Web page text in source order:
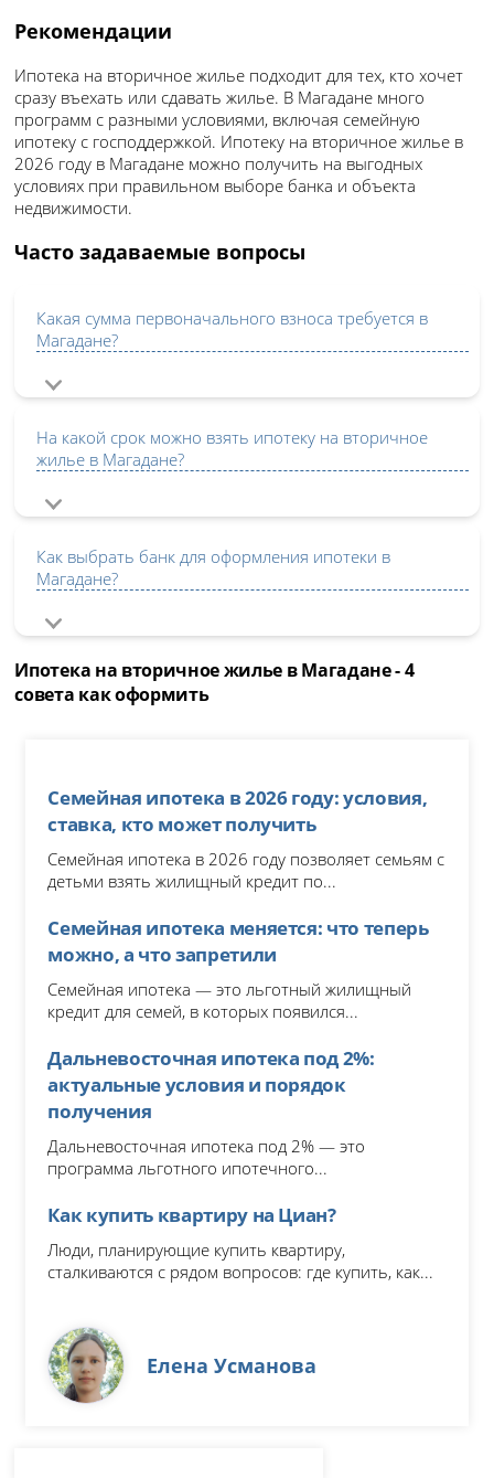
Рекомендации
Ипотека на вторичное жилье подходит для тех, кто хочет
сразу въехать или сдавать жилье. В Магадане много
программ с разными условиями, включая семейную
ипотеку с господдержкой. Ипотеку на вторичное жилье в
2026 году в Магадане можно получить на выгодных
условиях при правильном выборе банка и объекта
недвижимости.
Часто задаваемые вопросы
Какая сумма первоначального взноса требуется в
Магадане?
На какой срок можно взять ипотеку на вторичное
жилье в Магадане?
Как выбрать банк для оформления ипотеки в
Магадане?
Ипотека на вторичное жилье в Магадане - 4
совета как оформить
Семейная ипотека в 2026 году: условия,
ставка, кто может получить
Семейная ипотека в 2026 году позволяет семьям с
детьми взять жилищный кредит по...
Семейная ипотека меняется: что теперь
можно, а что запретили
Семейная ипотека — это льготный жилищный
кредит для семей, в которых появился...
Дальневосточная ипотека под 2%:
актуальные условия и порядок
получения
Дальневосточная ипотека под 2% — это
программа льготного ипотечного...
Как купить квартиру на Циан?
Люди, планирующие купить квартиру,
сталкиваются с рядом вопросов: где купить, как...
Елена Усманова